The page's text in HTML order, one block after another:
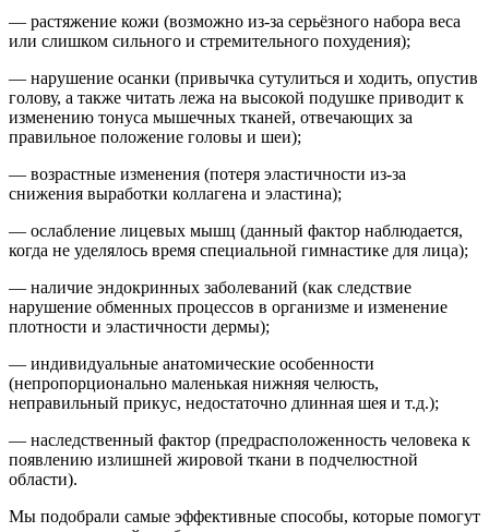
— растяжение кожи (возможно из-за серьёзного набора веса
или слишком сильного и стремительного похудения);
— нарушение осанки (привычка сутулиться и ходить, опустив
голову, а также читать лежа на высокой подушке приводит к
изменению тонуса мышечных тканей, отвечающих за
правильное положение головы и шеи);
— возрастные изменения (потеря эластичности из-за
снижения выработки коллагена и эластина);
— ослабление лицевых мышц (данный фактор наблюдается,
когда не уделялось время специальной гимнастике для лица);
— наличие эндокринных заболеваний (как следствие
нарушение обменных процессов в организме и изменение
плотности и эластичности дермы);
— индивидуальные анатомические особенности
(непропорционально маленькая нижняя челюсть,
неправильный прикус, недостаточно длинная шея и т.д.);
— наследственный фактор (предрасположенность человека к
появлению излишней жировой ткани в подчелюстной
области).
Мы подобрали самые эффективные способы, которые помогут